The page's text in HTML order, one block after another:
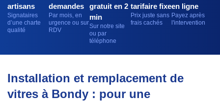
artisans
Signataires
d’une charte
qualité
demandes
Par mois, en
urgence ou sur
RDV
gratuit en 2
min
Sur notre site
ou par
téléphone
tarifaire fixe
Prix juste sans
frais cachés
en ligne
Payez après
l'intervention
Installation et remplacement de
vitres à Bondy : pour une